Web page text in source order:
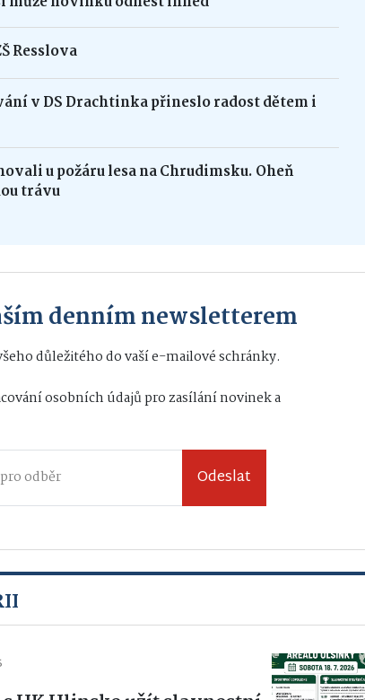
Resslova
v DS Drachtinka přineslo radost dětem i
u požáru lesa na Chrudimsku. Oheň
trávu
denním newsletterem
důležitého do vaší e-mailové schránky.
osobních údajůpro zasílání novinek a
Odeslat